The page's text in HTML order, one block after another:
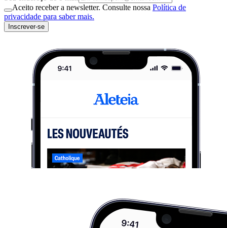
Aceito receber a newsletter. Consulte nossa Política de
privacidade para saber mais.
Inscrever-se